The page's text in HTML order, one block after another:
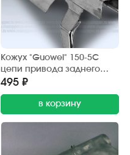
Кожух "Guowei" 150-5С
цепи привода заднего
колеса (защитный) хром.
495 ₽
в корзину